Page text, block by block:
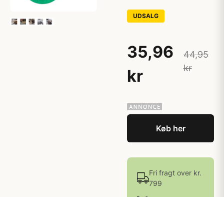
UDSALG
35,96
kr
44,95
kr
Køb her
Fri fragt over kr.
799